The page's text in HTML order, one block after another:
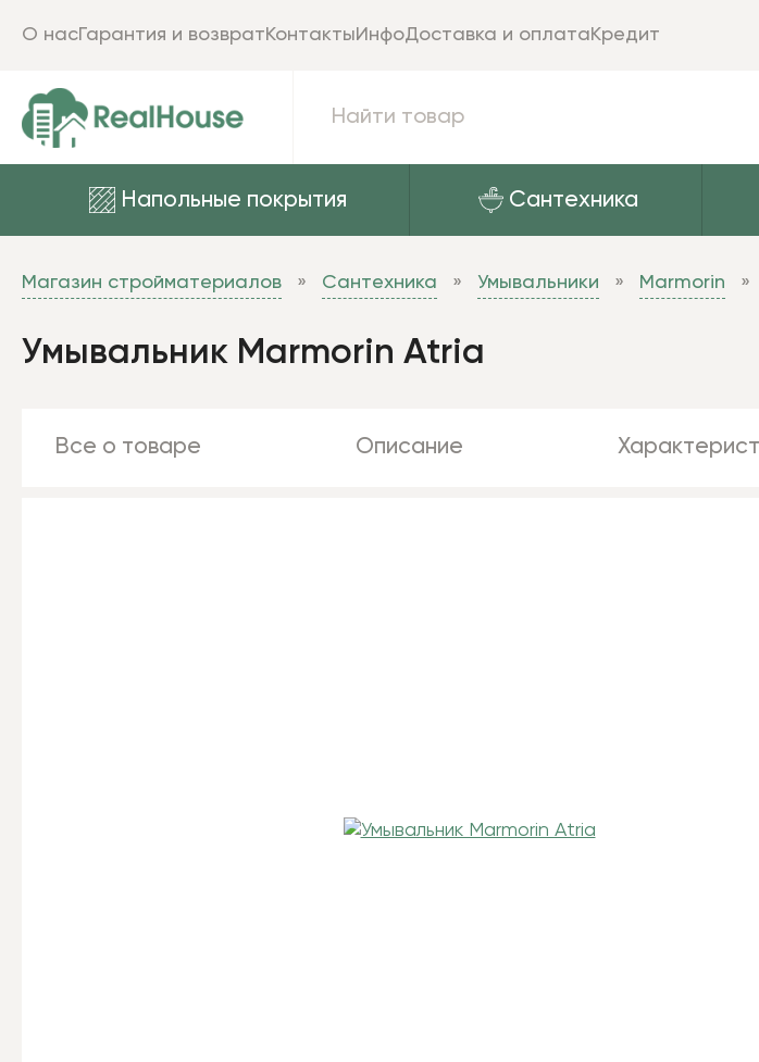
Напольные покрытия Сантехника
О насГарантия и возвратКонтактыИнфоДоставка и оплатаКредит
Магазин стройматериалов Сантехника Умывальники Marmorin
Умывальник Marmorin Atria
Все о товаре Описание